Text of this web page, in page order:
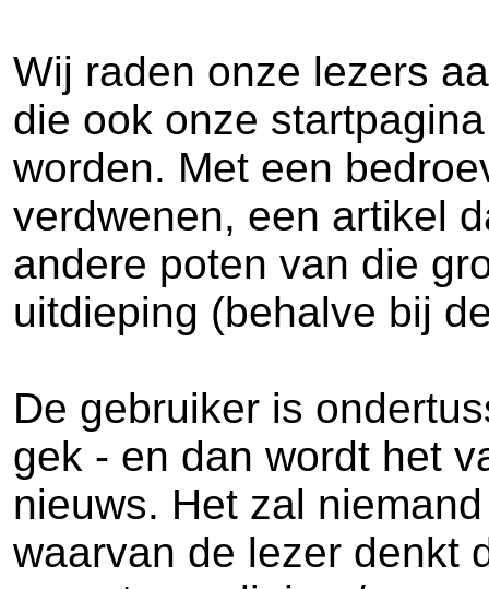
Wij raden onze lezers
die ook onze
worden. Met een
verdwenen, een artikel
andere poten van die
uitdieping (behalve bij
De gebruiker is
gek - en dan wordt het
nieuws. Het zal
waarvan de lezer denkt